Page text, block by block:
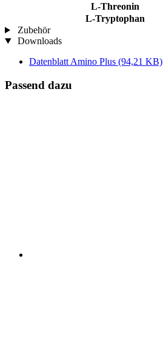
L-Threonin
L-Tryptophan
Zubehör
Downloads
Datenblatt Amino Plus (94,21 KB)
Passend dazu